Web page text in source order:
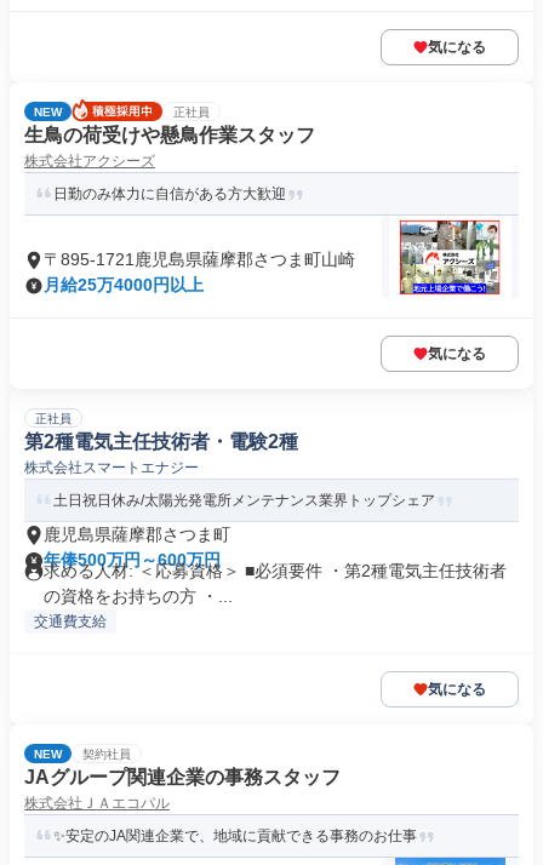
気になる
NEW 正社員
生鳥の荷受けや懸鳥作業スタッフ
株式会社アクシーズ
日勤のみ体力に自信がある方大歓迎
〒895-1721鹿児島県薩摩郡さつま町山崎
月給25万4000円以上
気になる
正社員
第2種電気主任技術者・電験2種
株式会社スマートエナジー
土日祝日休み/太陽光発電所メンテナンス業界トップシェア
鹿児島県薩摩郡さつま町
年俸500万円～600万円
求める人材: ＜応募資格＞ ■必須要件 ・第2種電気主任技術者
の資格をお持ちの方 ・...
交通費支給
気になる
NEW 契約社員
JAグループ関連企業の事務スタッフ
株式会社ＪＡエコパル
✨安定のJA関連企業で、地域に貢献できる事務のお仕事